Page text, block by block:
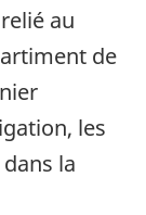
au
de
les
la